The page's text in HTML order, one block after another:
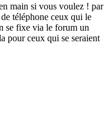
main si vous voulez ! par
téléphone ceux qui le
se fixe via le forum un
pour ceux qui se seraient